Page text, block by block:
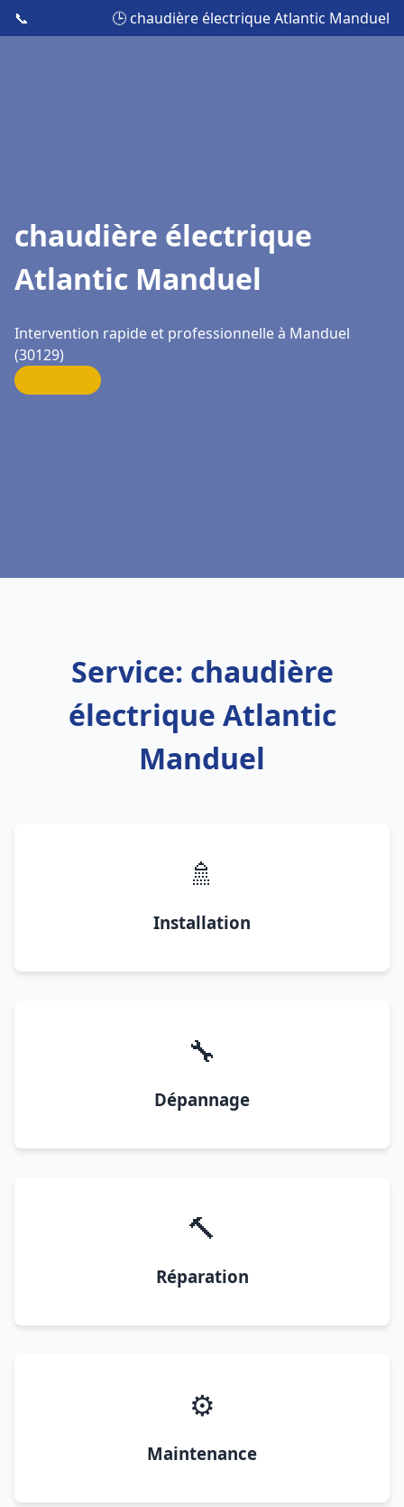
📞 🕒 chaudière électrique Atlantic Manduel
chaudière électrique
Atlantic Manduel
Intervention rapide et professionnelle à Manduel
(30129)
Service: chaudière
électrique Atlantic
Manduel
🚿
Installation
🔧
Dépannage
🔨
Réparation
⚙️
Maintenance